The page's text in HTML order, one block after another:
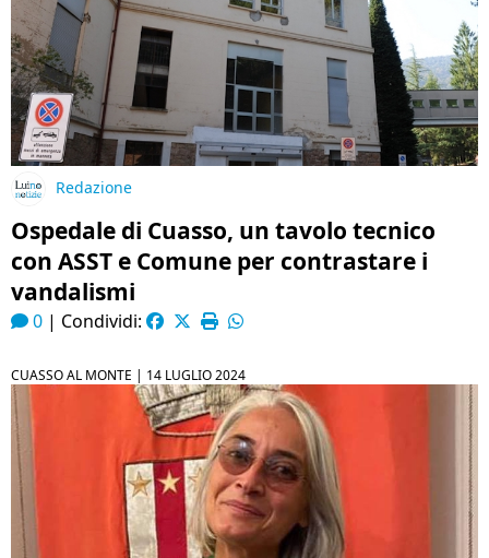
Redazione
Ospedale di Cuasso, un tavolo tecnico
con ASST e Comune per contrastare i
vandalismi
0 | Condividi:
CUASSO AL MONTE | 14 LUGLIO 2024